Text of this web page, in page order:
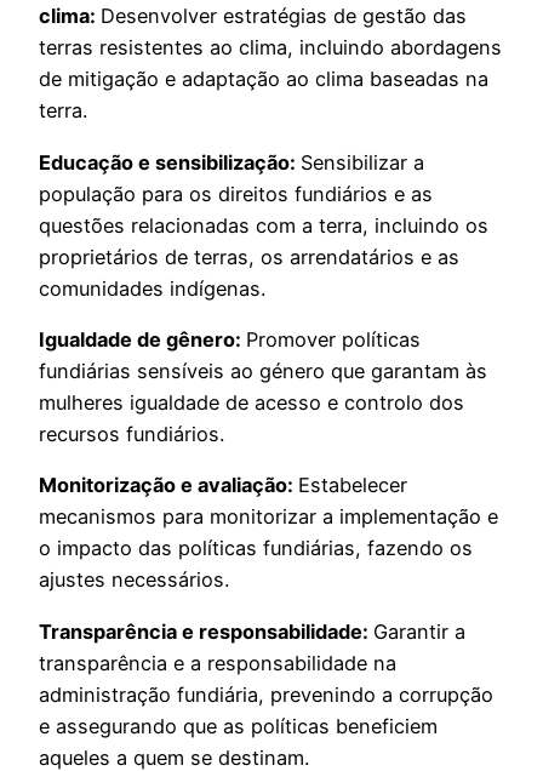
clima: Desenvolver estratégias de gestão das
terras resistentes ao clima, incluindo abordagens
de mitigação e adaptação ao clima baseadas na
terra.
Educação e sensibilização: Sensibilizar a
população para os direitos fundiários e as
questões relacionadas com a terra, incluindo os
proprietários de terras, os arrendatários e as
comunidades indígenas.
Igualdade de gênero: Promover políticas
fundiárias sensíveis ao género que garantam às
mulheres igualdade de acesso e controlo dos
recursos fundiários.
Monitorização e avaliação: Estabelecer
mecanismos para monitorizar a implementação e
o impacto das políticas fundiárias, fazendo os
ajustes necessários.
Transparência e responsabilidade: Garantir a
transparência e a responsabilidade na
administração fundiária, prevenindo a corrupção
e assegurando que as políticas beneficiem
aqueles a quem se destinam.